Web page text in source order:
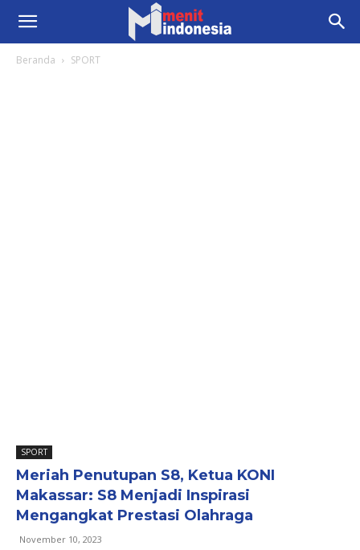
Beranda SPORT
SPORT
Meriah Penutupan S8, Ketua KONI
Makassar: S8 Menjadi Inspirasi
Mengangkat Prestasi Olahraga
November 10, 2023